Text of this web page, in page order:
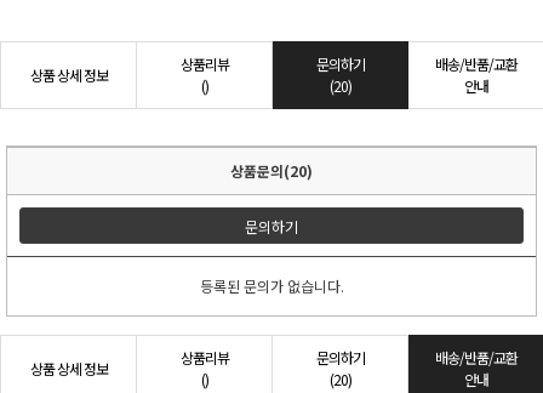
상품 상세 정보
상품리뷰
()
문의하기
(20)
배송/반품/교환
안내
상품문의(20)
문의하기
등록된 문의가 없습니다.
상품 상세 정보
상품리뷰
()
문의하기
(20)
배송/반품/교환
안내